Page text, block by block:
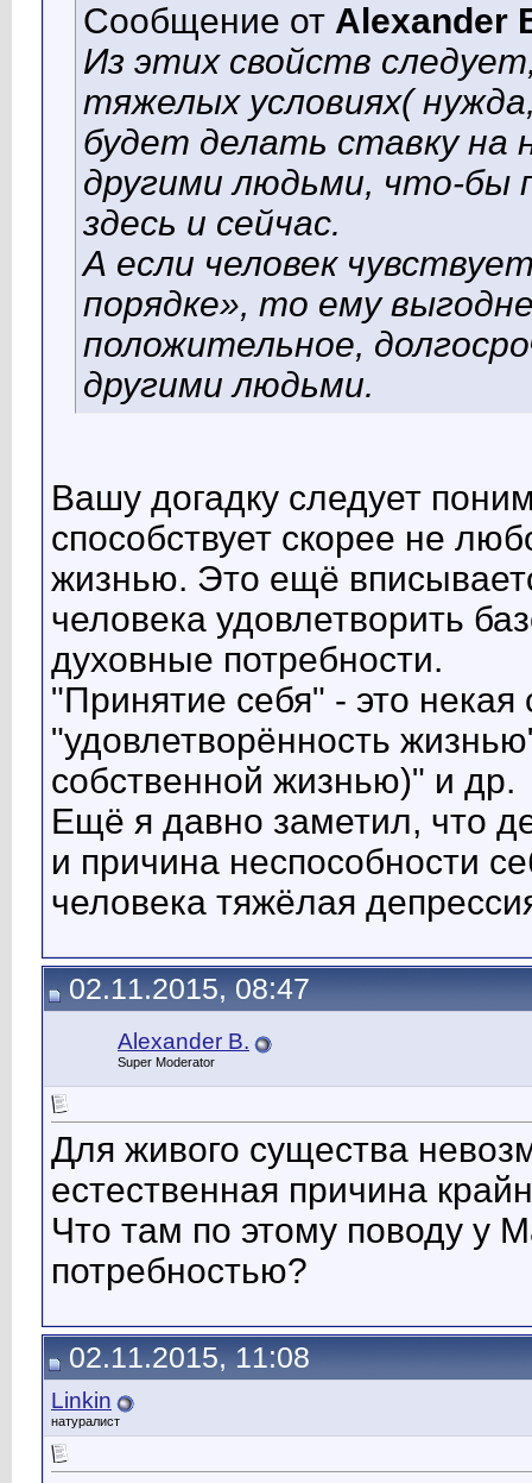
Сообщение от Alexander
Из этих свойств
тяжелых условиях(
будет делать ставку на
другими людьми, что-бы
здесь и сейчас.
А если человек
порядке», то ему
положительное,
другими людьми.
Вашу догадку следует
способствует скорее не
жизнью. Это ещё
человека удовлетворить
духовные потребности.
"Принятие себя" - это
"удовлетворённость
собственной жизнью)" и др.
Ещё я давно заметил, что
и причина неспособности
человека тяжёлая
02.11.2015, 08:47
Alexander B.
Super Moderator
Для живого существа
естественная причина
Что там по этому поводу у
потребностью?
02.11.2015, 11:08
Linkin
натуралист